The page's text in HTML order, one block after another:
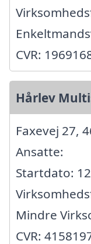
CVR:
Hårlev
Faxevej 27,
Ansatte:
Startdato:
Mindre
CVR: